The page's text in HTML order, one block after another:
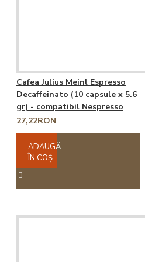
Cafea Julius Meinl Espresso
Decaffeinato (10 capsule x 5.6
gr) - compatibil Nespresso
27,22RON
ADAUGĂ
ÎN COŞ